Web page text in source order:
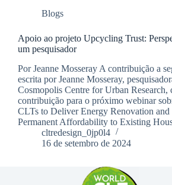
Blogs
Apoio ao projeto Upcycling Trust:
um pesquisador
Por Jeanne Mosseray A contribuição a
escrita por Jeanne Mosseray,
Cosmopolis Centre for Urban Research,
contribuição para o próximo webinar
CLTs to Deliver Energy Renovation and
Permanent Affordability to Existing
cltredesign_0jp0l4
16 de setembro de 2024